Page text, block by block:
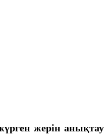
жерін анықтау